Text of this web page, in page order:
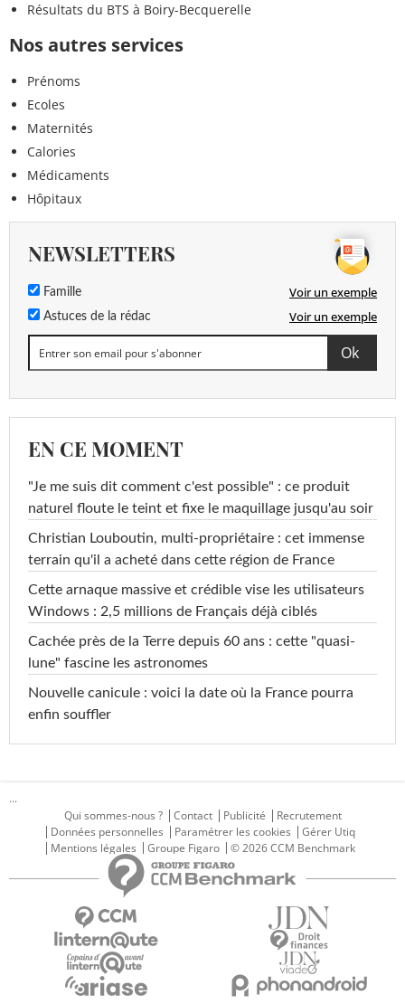
Résultats du BTS à Boiry-Becquerelle
Nos autres services
Prénoms
Ecoles
Maternités
Calories
Médicaments
Hôpitaux
NEWSLETTERS
Famille Voir un exemple
Astuces de la rédac Voir un exemple
EN CE MOMENT
"Je me suis dit comment c'est possible" : ce produit
naturel floute le teint et fixe le maquillage jusqu'au soir
Christian Louboutin, multi-propriétaire : cet immense
terrain qu'il a acheté dans cette région de France
Cette arnaque massive et crédible vise les utilisateurs
Windows : 2,5 millions de Français déjà ciblés
Cachée près de la Terre depuis 60 ans : cette "quasi-
lune" fascine les astronomes
Nouvelle canicule : voici la date où la France pourra
enfin souffler
...
Qui sommes-nous ?
Contact Publicité
Recrutement
Données personnelles
Paramétrer les cookies
Gérer Utiq
Mentions légales
Groupe Figaro © 2026 CCM Benchmark